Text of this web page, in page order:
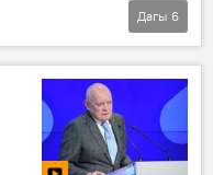
Россиянын Донбассты коргоо боюнча атайын операциясы
Захарова
Дагы 6